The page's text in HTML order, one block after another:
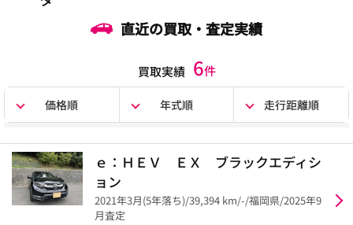
直近の買取・査定実績
買取実績 6件
価格順 年式順 走行距離順
ｅ：ＨＥＶ ＥＸ ブラックエディシ
ョン
2021年3月(5年落ち)/39,394 km/-/福岡県/2025年9
月査定